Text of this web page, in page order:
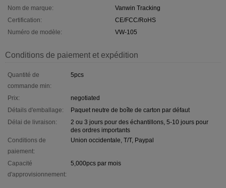
Nom de marque:
Vanwin Tracking
Certification:
CE/FCC/RoHS
Numéro de modèle:
VW-105
Conditions de paiement et expédition
Quantité de
commande min:
5pcs
Prix:
negotiated
Détails d'emballage:
Paquet neutre de boîte de carton par défaut
Délai de livraison:
2 ou 3 jours pour des échantillons, 5-10 jours pour
des ordres importants
Conditions de
paiement:
Union occidentale, T/T, Paypal
Capacité
d'approvisionnement:
5,000pcs par mois